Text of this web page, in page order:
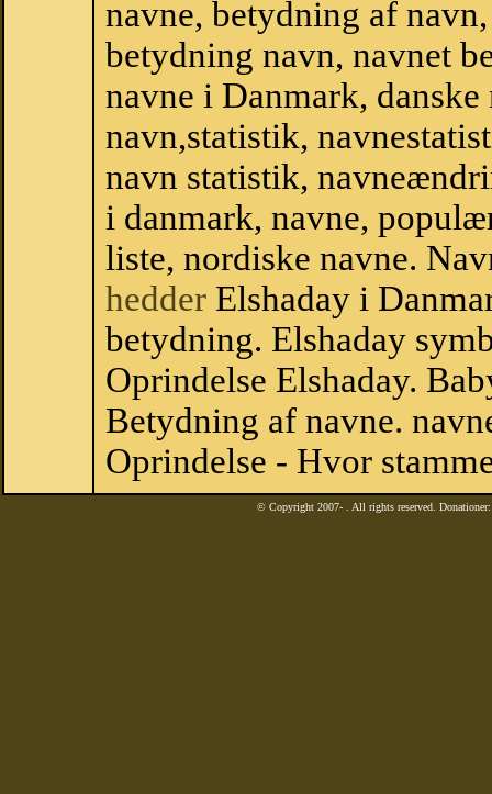
navne, betydning af
betydning navn, navnet
navne i Danmark,
navn,statistik,
navn statistik,
i danmark, navne,
liste, nordiske navne.
hedder Elshaday i
betydning. Elshaday
Oprindelse Elshaday.
Betydning af navne.
Oprindelse - Hvor
© Copyright 2007- . All rights reserved.